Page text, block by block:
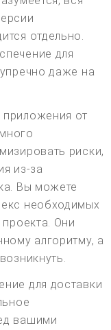
отдельно.
для
даже на
от
риски,
из-за
Вы можете
необходимых
Они
алгоритму, а
для доставки
вашими